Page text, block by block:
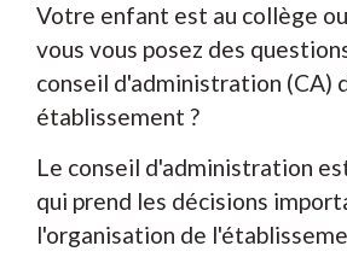
Votre enfant est au collège
vous vous posez des
conseil d'administration (CA)
établissement ?
Le conseil d'administration
qui prend les décisions
l'organisation de